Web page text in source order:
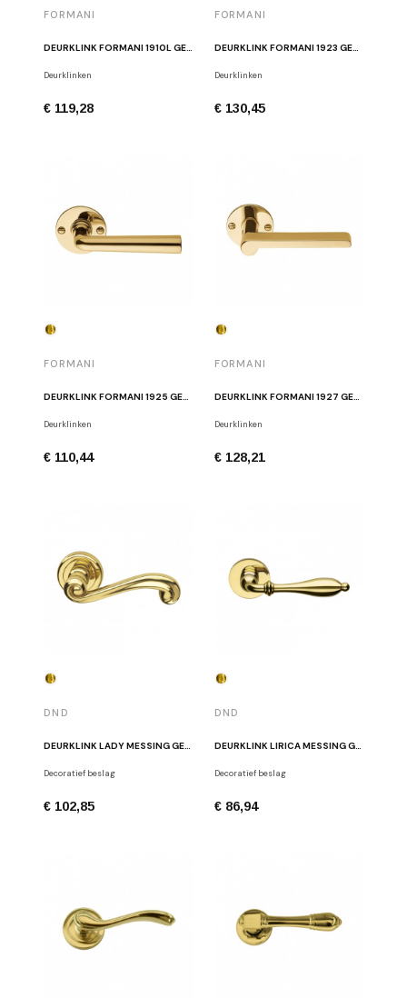
FORMANI
DEURKLINK FORMANI 1910L GEPOLIJSTE MESSING
Deurklinken
€ 119,28
FORMANI
DEURKLINK FORMANI 1923 GEPOLIJSTE MESSING
Deurklinken
€ 130,45
FORMANI
DEURKLINK FORMANI 1925 GEPOLIJSTE MESSING
Deurklinken
€ 110,44
FORMANI
DEURKLINK FORMANI 1927 GEPOLIJSTE MESSING
Deurklinken
€ 128,21
DND
DEURKLINK LADY MESSING GEPOLIJST
Decoratief beslag
€ 102,85
DND
DEURKLINK LIRICA MESSING GEPOLIJST
Decoratief beslag
€ 86,94